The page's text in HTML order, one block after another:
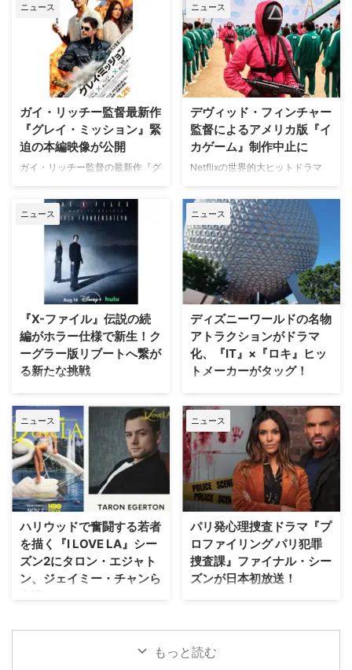
ニュース
ガイ・リッチー監督最新作
『グレイ・ミッション』緊
迫の本編映像が公開
ガイ・リッチー監督の最新作『グ
立ち、ジェイク・ギレンホールと
ヘンリー・カヴィルによるスタイ
リッシュなアクションとユーモア
が詰まった本編映像が公開され
た。さらに、著名人たちからの絶
賛コメントも到着した。 最強の
二人が挑む成功率ゼロパーセント
ション』 『シャーロック・ホー
ムズ』や『コードネーム
U.N.C.L.E.』で世界中の映画ファ
ンを熱狂させたガイ・リッチー監
最高に危険なノンストップ・バデ
ィアクションだ。アメリカ海軍 …
ニュース
デヴィッド・フィンチャー
監督によるアメリカ版『イ
カゲーム』制作中止に
Netflixの世界的大ヒットドラマ
ド・フィンチャー監督がメガホン
をとる予定だった英語版スピンオ
フ『Heckler（仮題）』の企画開
発が中止されたことが明らかにな
った。一時は同フランチャイズ初
の英語によるドラマシリーズとし
て期待されていたが、動画配信プ
を受け、プロジェクトは表舞台か
ら姿を消すこととなった。米
ThePlaylistが報じている。 デヴ
ィッド・フィンチャーが進めてい
2024年、フィンチャーがNetf …
ニュース
『X-ファイル』伝説の続
編がホラー仕様で新生！ク
ーグラー版リブートへ繋が
る新たな挑戦
SFサスペンスの金字塔『X-ファ
イル』の劇場版第2作『X-ファイ
ル：真実を求めて』が、18年の時
を経て、クリス・カーター監督の
手によるよりダークなディレクタ
ーズ・カット版として遂に日の目
を浴びることが決定した。 18年
の時を経て明かされる『X-ファイ
本・監督を務めた本作の本来のビ
ジョンが解禁されるにあたり、
Entertainment Weekly（EW）誌
はホラー映画さながらの予告編映
to B …
ニュース
ディズニーワールドの名物
アトラクションがドラマ
化、『IT』×『ロキ』ヒッ
トメーカーがタッグ！
Disney+が、ウォルト・ディズニ
ー・ワールド（WDW）のパーク
EPCOTを代表する大人気アトラ
クションに着想を得たドラマ作品
『Spaceship Earth（原題）』の
パイロット版を発注した。 ディ
ズニーワールドのシンボルが実写
ドラマ化へ！ 製作を手掛けるの
は、映画『IT／イット “それ”が見
えたら、終わり。』の前日譚ドラ
マ『IT／イット ウェルカム・ト
ゥ・デリー “それ”が見えたら、終
わり。』で知られるジェイソン・
ン。そしてスタジオは20th …
ニュース
ハリウッドで奮闘する若者
を描く『I LOVE LA』シー
ズン2にタロン・エジャト
ン、ジェイミー・チャンら
出演
ズン2に、『キングスマン』のタ
ニュース
パリ発心理捜査ドラマ『プ
ロファイリング パリ犯罪
捜査課』ファイナル・シー
ズンが日本初放送！
フランス発の大人気心理捜査ドラ
捜査課』のファイナル・シーズン
（シーズン10・全8話）が、アク
ションチャンネルにて8月29日
もっと読む